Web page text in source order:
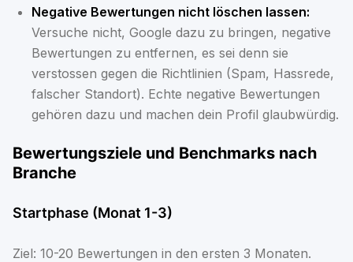
Negative Bewertungen nicht löschen lassen:
Versuche nicht, Google dazu zu bringen, negative
Bewertungen zu entfernen, es sei denn sie
verstossen gegen die Richtlinien (Spam, Hassrede,
falscher Standort). Echte negative Bewertungen
gehören dazu und machen dein Profil glaubwürdig.
Bewertungsziele und Benchmarks nach
Branche
Startphase (Monat 1-3)
Ziel: 10-20 Bewertungen in den ersten 3 Monaten.